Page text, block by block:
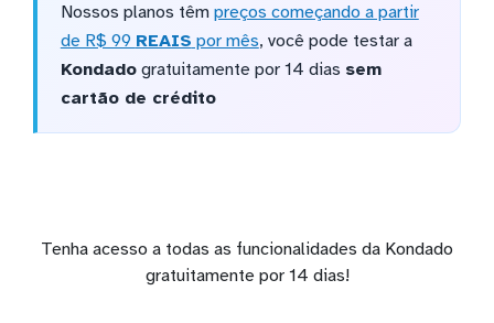
Nossos planos têm preços começando a partir
de R$ 99 REAIS por mês, você pode testar a
Kondadogratuitamente por 14 dias sem
cartão de crédito
Tenha acesso a todas as funcionalidades da Kondado
gratuitamente por 14 dias!